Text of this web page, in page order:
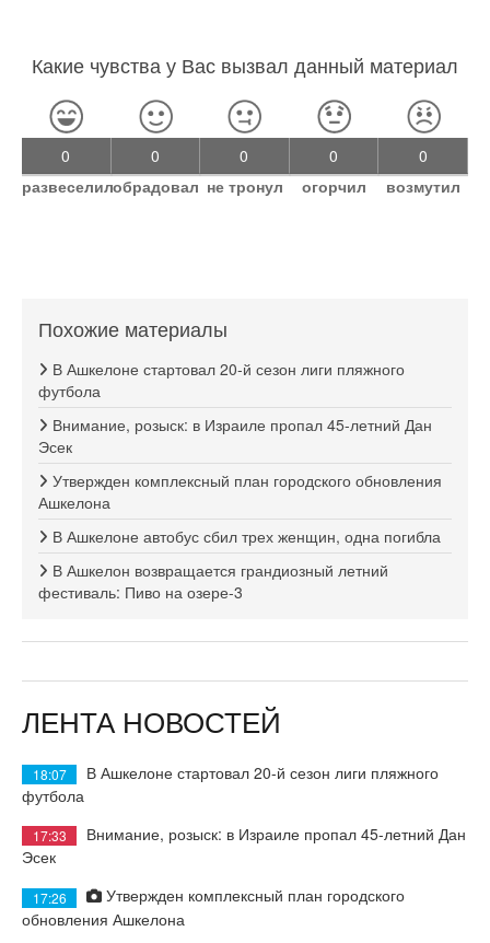
Какие чувства у Вас вызвал данный материал
0
развеселил
0
обрадовал
0
не тронул
0
огорчил
0
возмутил
Похожие материалы
В Ашкелоне стартовал 20-й сезон лиги пляжного
футбола
Внимание, розыск: в Израиле пропал 45-летний Дан
Эсек
Утвержден комплексный план городского обновления
Ашкелона
В Ашкелоне автобус сбил трех женщин, одна погибла
В Ашкелон возвращается грандиозный летний
фестиваль: Пиво на озере-3
ЛЕНТА НОВОСТЕЙ
18:07
В Ашкелоне стартовал 20-й сезон лиги пляжного
футбола
17:33
Внимание, розыск: в Израиле пропал 45-летний Дан
Эсек
17:26
Утвержден комплексный план городского
обновления Ашкелона